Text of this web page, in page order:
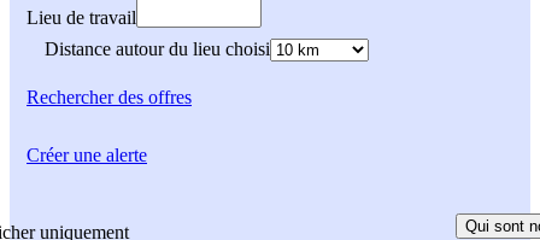
Lieu de travail
Distance autour du lieu choisi
Rechercherdes offres
uniquement
Qui sont
Créer une alerte